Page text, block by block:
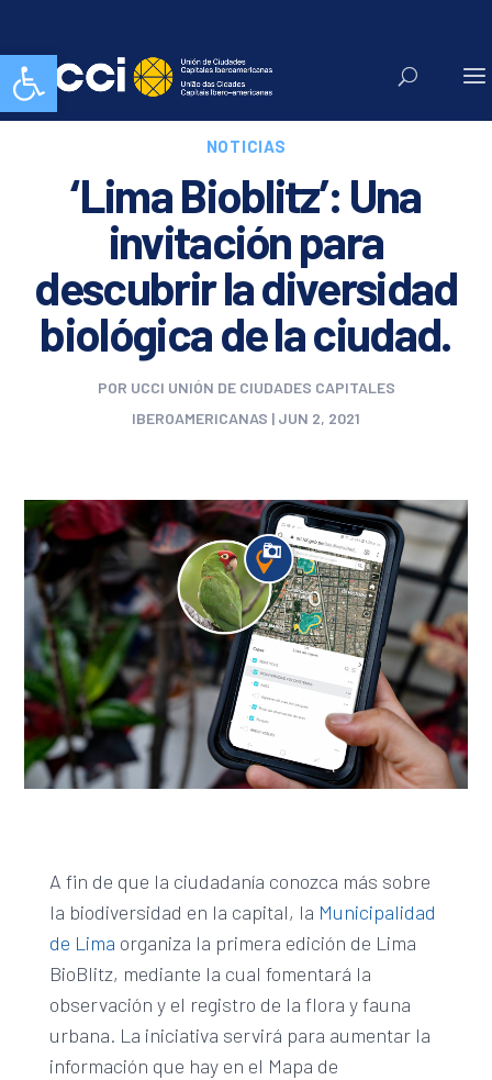
Abrir barra de herramientas
NOTICIAS
‘Lima Bioblitz’: Una
invitación para
descubrir la diversidad
biológica de la ciudad.
POR UCCI UNIÓN DE CIUDADES CAPITALES
IBEROAMERICANAS | JUN 2, 2021
A fin de que la ciudadanía conozca más sobre
la biodiversidad en la capital, la Municipalidad
de Lima organiza la primera edición de Lima
BioBlitz, mediante la cual fomentará la
observación y el registro de la flora y fauna
urbana. La iniciativa servirá para aumentar la
información que hay en el Mapa de